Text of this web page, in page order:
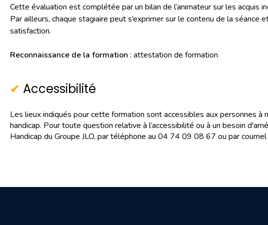
Cette évaluation est complétée par un bilan de l’animateur sur les acquis
Par ailleurs, chaque stagiaire peut s’exprimer sur le contenu de la séance
satisfaction.
Reconnaissance de la formation : attestation de formation
Accessibilité
Les lieux indiqués pour cette formation sont accessibles aux personnes
handicap. Pour toute question relative à l’accessibilité ou à un besoin
Handicap du Groupe JLO, par téléphone au 04 74 09 08 67 ou par